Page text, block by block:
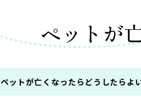
ペットが
ペットが亡くなったらどうしたらよ